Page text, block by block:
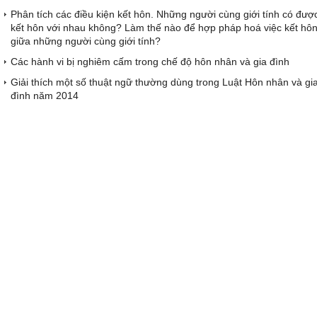
Phân tích các điều kiện kết hôn. Những người cùng giới tính có
kết hôn với nhau không? Làm thế nào để hợp pháp hoá việc kết hôn
giữa những người cùng giới tính?
Các hành vi bị nghiêm cấm trong chế độ hôn nhân và gia đình
Giải thích một số thuật ngữ thường dùng trong Luật Hôn nhân và
đình năm 2014